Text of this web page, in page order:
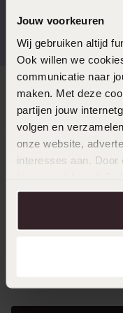
Jouw voorkeuren
Wij gebruiken altijd
Ook willen we
communicatie naar
maken. Met deze
partijen jouw
volgen en
onze website,
interesses aan. Door
aanpassen. Lees er
Kostenloser Versand
Direkt zu
Über Lucardi
Kundenservice